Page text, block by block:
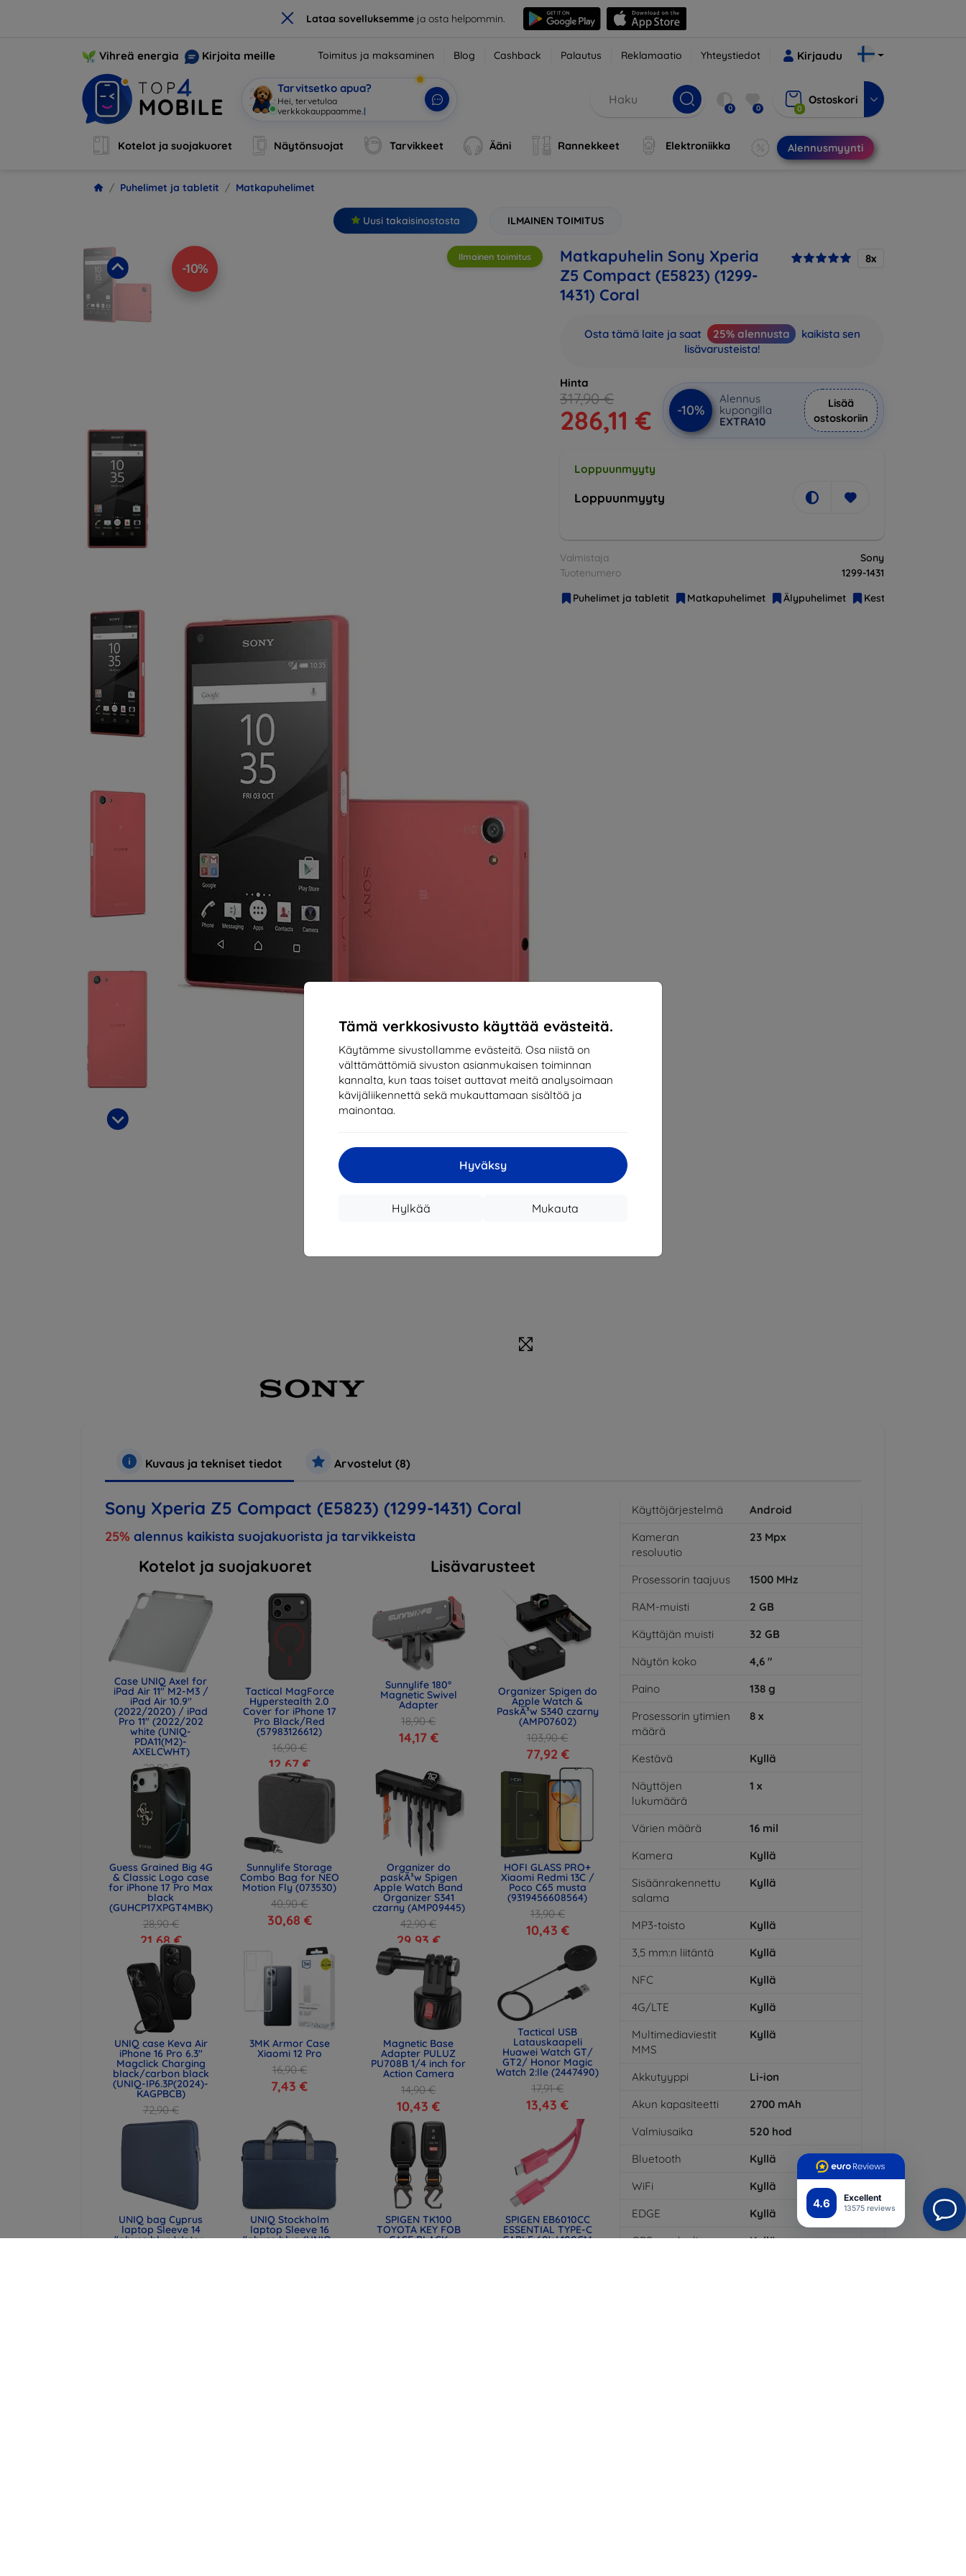
× Lataa sovelluksemmeja osta helpommin.
4.6 Excellent
13575 reviews
Tämä verkkosivusto käyttää evästeitä.
Käytämme sivustollamme evästeitä. Osa niistä on
välttämättömiä sivuston asianmukaisen toiminnan
kannalta, kun taas toiset auttavat meitä analysoimaan
kävijäliikennettä sekä mukauttamaan sisältöä ja
mainontaa.
Hyväksy
Mukauta
Hylkää
Vihreä energia Kirjoita meille Toimitus ja maksaminen Blog Cashback Palautus Reklamaatio Yhteystiedot Kirjaudu
Tarvitsetko apua?
O| 0 0 0
Ostoskori
Kotelot ja suojakuoret Näytönsuojat Tarvikkeet Ääni Rannekkeet Elektroniikka Alennusmyynti
Puhelimet ja tabletit Matkapuhelimet
Uusi takaisinostosta ILMAINEN TOIMITUS
-10%
Ilmainen toimitus
Matkapuhelin Sony Xperia
Z5 Compact (E5823) (1299-
1431) Coral
8x
Osta tämä laite ja saat 25% alennusta
kaikista sen
lisävarusteista!
Hinta
317,90 €
286,11 € -10%
Alennus
kupongilla
EXTRA10
Lisää
ostoskoriin
Loppuunmyyty
Loppuunmyyty
Valmistaja
Sony
Tuotenumero
1299-1431
Puhelimet ja tabletit
Matkapuhelimet Älypuhelimet Kestävät
Kuvaus ja tekniset tiedot Arvostelut (8)
Sony Xperia Z5 Compact (E5823) (1299-1431) Coral
25% alennus kaikista suojakuorista ja tarvikkeista
Kotelot ja suojakuoret
Case UNIQ Axel for
iPad Air 11" M2-M3 /
iPad Air 10.9"
(2022/2020) / iPad
Pro 11" (2022/202
white (UNIQ-
PDA11(M2)-
AXELCWHT)
28,90 €
21,68 €
Tactical MagForce
Hyperstealth 2.0
Cover for iPhone 17
Pro Black/Red
(57983126612)
16,90 €
12,67 €
Guess Grained Big 4G
& Classic Logo case
for iPhone 17 Pro Max
black
(GUHCP17XPGT4MBK)
28,90 €
21,68 €
Sunnylife Storage
Combo Bag for NEO
Motion Fly (073530)
40,90 €
30,68 €
UNIQ case Keva Air
iPhone 16 Pro 6.3"
Magclick Charging
black/carbon black
(UNIQ-IP6.3P(2024)-
KAGPBCB)
72,90 €
54,67 €
3MK Armor Case
Xiaomi 12 Pro
16,90 €
7,43 €
UNIQ bag Cyprus
laptop Sleeve 14
"abyss blue Water-
UNIQ Stockholm
laptop Sleeve 16
"abyss blue (UNIQ-
Lisävarusteet
Sunnylife 180°
Magnetic Swivel
Adapter
18,90 €
14,17 €
Organizer Spigen do
Apple Watch &
PaskÃ³w S340 czarny
(AMP07602)
103,90 €
77,92 €
Organizer do
paskÃ³w Spigen
Apple Watch Band
Organizer S341
czarny (AMP09445)
42,90 €
29,93 €
HOFI GLASS PRO+
Xiaomi Redmi 13C /
Poco C65 musta
(9319456608564)
13,90 €
10,43 €
Magnetic Base
Adapter PULUZ
PU708B 1/4 inch for
Action Camera
14,90 €
10,43 €
Tactical USB
Latauskaapeli
Huawei Watch GT/
GT2/ Honor Magic
Watch 2:lle (2447490)
17,91 €
13,43 €
SPIGEN TK100
TOYOTA KEY FOB
CASE BLACK
SPIGEN EB6010CC
ESSENTIAL TYPE-C
CABLE 60W 100CM
Käyttöjärjestelmä
Android
Kameran
resoluutio
23 Mpx
Prosessorin taajuus 1500 MHz
RAM-muisti
2 GB
Käyttäjän muisti
32 GB
Näytön koko
4,6 "
Paino
138 g
Prosessorin ytimien
määrä
8 x
Kestävä
Kyllä
Näyttöjen
lukumäärä
1 x
Värien määrä 16 mil
Kamera
Kyllä
Sisäänrakennettu
salama
Kyllä
MP3-toisto
Kyllä
3,5 mm:n liitäntä
Kyllä
NFC
Kyllä
4G/LTE
Kyllä
Multimediaviestit
MMS
Kyllä
Akkutyyppi
Li-ion
Akun kapasiteetti
2700 mAh
Valmiusaika
520 hod
Bluetooth
Kyllä
WiFi
Kyllä
EDGE
Kyllä
GPS-moduuli
Kyllä